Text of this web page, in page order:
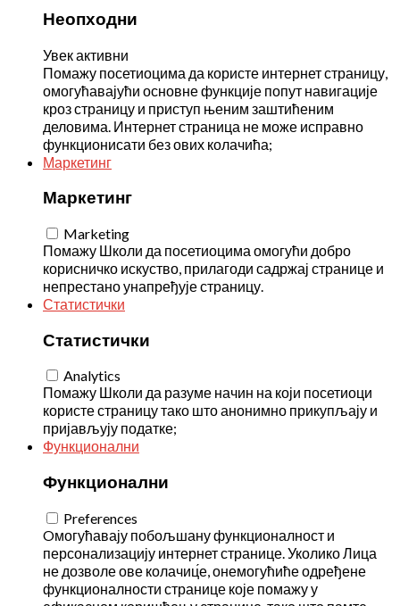
Неопходни
Увек активни
Помажу посетиоцима да користе интернет страницу,
омогућавајући основне функције попут навигације
кроз страницу и приступ њеним заштићеним
деловима. Интернет страница не може исправно
функционисати без ових колачића;
Маркетинг
Маркетинг
Marketing
Помажу Школи да посетиоцима омогући добро
корисничко искуство, прилагоди садржај странице и
непрестано унапређује страницу.
Статистички
Статистички
Analytics
Помажу Школи да разуме начин на који посетиоци
користе страницу тако што анонимно прикупљају и
пријављују податке;
Функционални
Функционални
Preferences
Oмогућавају побољшану функционалност и
персонализацију интернет странице. Уколико Лица
не дозволе ове колачиц́е, онемогућиће одређене
функционалности странице које помажу у